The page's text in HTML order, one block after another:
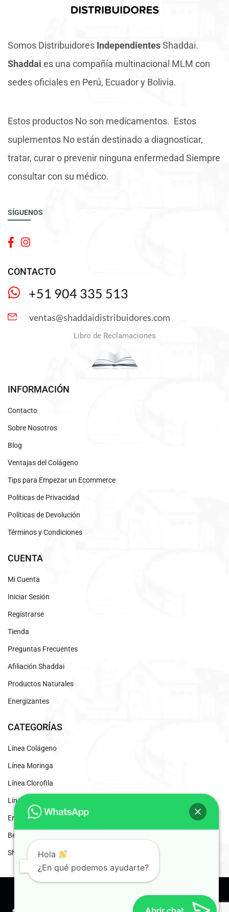
Somos Distribuidores IndependientesShaddai.
Shaddai es una compañía multinacional MLM con
sedes oficiales en Perú, Ecuador y Bolivia.
Estos productos No son medicamentos. Estos
suplementos No están destinado a diagnosticar,
tratar, curar o prevenir ninguna enfermedad Siempre
consultar con su médico.
SÍGUENOS
CONTACTO
+51 904 335 513
ventas@shaddaidistribuidores.com
Libro de Reclamaciones
INFORMACIÓN
Contacto
Sobre Nosotros
Blog
Ventajas del Colágeno
Tips para Empezar un Ecommerce
Políticas de Privacidad
Políticas de Devolución
Términos y Condiciones
CUENTA
Mi Cuenta
Iniciar Sesión
Regístrarse
Tienda
Preguntas Frecuentes
Afiliación Shaddai
Productos Naturales
Energizantes
CATEGORÍAS
Línea Colágeno
Línea Moringa
Línea Clorofila
Línea Desintoxicantes
Energizante Natural
Beneficios del Café Liofilizado
Shaddai Inscripción
© 2024 Shaddai. Distribuidores Independientes.
Hola
¿En qué podemos ayudarte?